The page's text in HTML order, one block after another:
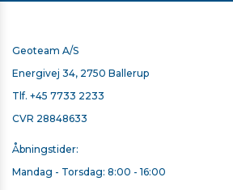
SECO LETVÆGTSSTOK 3,6 M - 1,13 KG
Geoteam A/S
Energivej 34, 2750 Ballerup
Tlf. +45 7733 2233
CVR 28848633
Åbningstider:
Mandag - Torsdag: 8:00 - 16:00